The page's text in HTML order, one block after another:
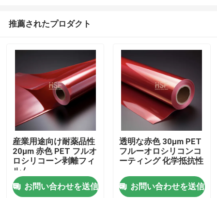
ホーム
推薦されたプロダクト
産業用途向け耐薬品性
20μm 赤色 PET フルオ
ロシリコーン剥離フィ
ルム
お問い合わせを送信
透明な赤色 30μm PET
フルーオロシリコンコ
ーティング 化学抵抗性
お問い合わせを送信